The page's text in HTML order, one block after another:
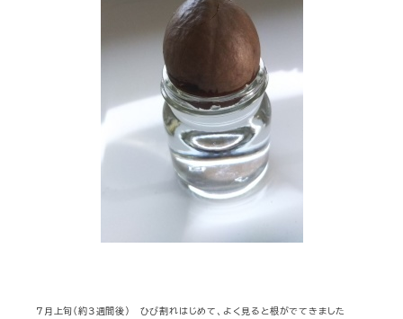
７月上旬（約３週間後） ひび割れはじめて、よく見ると根がでてきました